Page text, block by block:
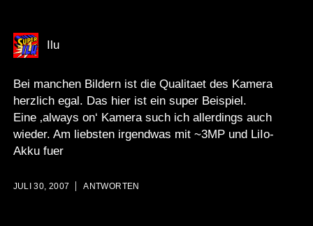
Ilu
Bei manchen Bildern ist die Qualitaet des Kamera
herzlich egal. Das hier ist ein super Beispiel.
Eine ‚always on‘ Kamera such ich allerdings auch
wieder. Am liebsten irgendwas mit ~3MP und LiIo-
Akku fuer
JULI 30, 2007 ANTWORTEN